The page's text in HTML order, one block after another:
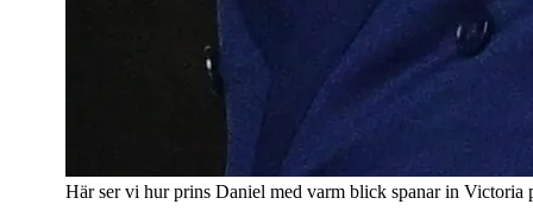
Här ser vi hur prins Daniel med varm blick spanar in Victoria